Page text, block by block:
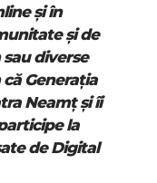
și în
și de
diverse
Generația
Neamț și îi
la
de Digital